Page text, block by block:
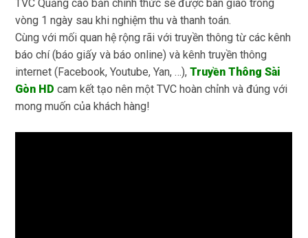
TVC Quảng cáo bản chính thức sẽ được bàn giao trong
vòng 1 ngày sau khi nghiệm thu và thanh toán.
Cùng với mối quan hệ rộng rãi với truyền thông từ các kênh
báo chí (báo giấy và báo online) và kênh truyền thông
internet (Facebook, Youtube, Yan, …),Truyền Thông Sài
Gòn HD cam kết tạo nên một TVC hoàn chỉnh và đúng với
mong muốn của khách hàng!